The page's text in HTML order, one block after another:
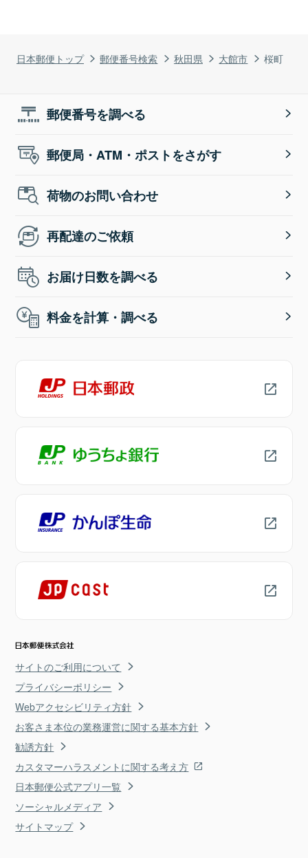
日本郵便トップ 郵便番号検索 秋田県 大館市 桜町
郵便番号を調べる
郵便局・ATM・ポストをさがす
荷物のお問い合わせ
再配達のご依頼
お届け日数を調べる
料金を計算・調べる
サイトのご利用について
プライバシーポリシー
Webアクセシビリティ方針
お客さま本位の業務運営に関する基本方針
勧誘方針
カスタマーハラスメントに関する考え方
日本郵便公式アプリ一覧
ソーシャルメディア
サイトマップ